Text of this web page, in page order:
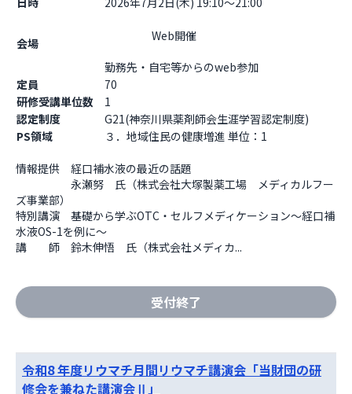
会場
勤務先・自宅等からのweb参加
定員
70
研修受講単位数
1
認定制度
G21(神奈川県薬剤師会生涯学習認定制度)
PS領域
３．地域住民の健康増進 単位：1
情報提供　経口補水液の最近の話題
永瀬努　氏（株式会社大塚製薬工場　メディカルフー
ズ事業部）
特別講演　基礎から学ぶOTC・セルフメディケーション～経口補
水液OS-1を例に～
講　　師　鈴木伸悟　氏（株式会社メディカ...
受付終了
令和8 年度リウマチ月間リウマチ講演会「当財団の研
修会を兼ねた講演会Ⅱ」